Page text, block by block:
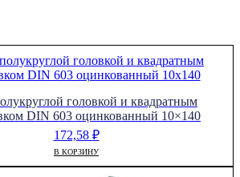
головкой и квадратным
DIN 603 оцинкованный 10×140
172,58 ₽
В КОРЗИНУ